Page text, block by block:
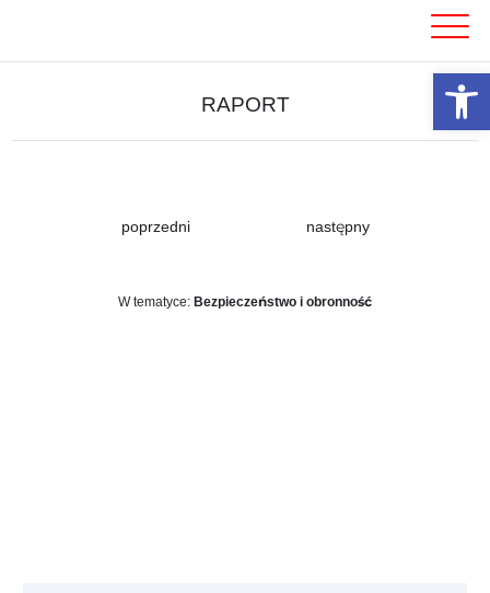
RAPORT
poprzedni następny
W tematyce: Bezpieczeństwo i obronność